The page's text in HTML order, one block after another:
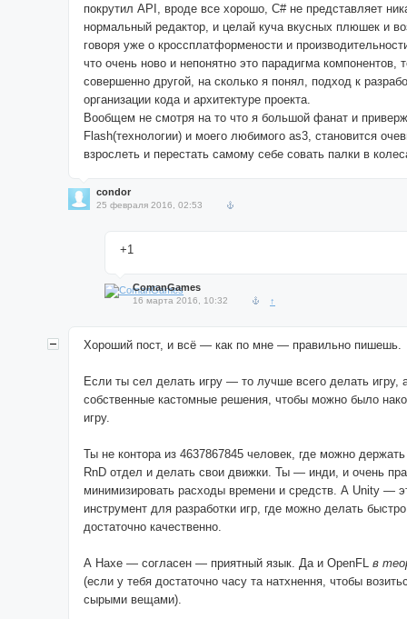
покрутил API, вроде все хорошо, C# не представляет
нормальный редактор, и целай куча вкусных плюшек и
говоря уже о кроссплатформености и
что очень ново и непонятно это парадигма компонентов,
совершенно другой, на сколько я понял, подход к
организации кода и архитектуре проекта.
Вообщем не смотря на то что я большой фанат и
Flash(технологии) и моего любимого as3, становится
взрослеть и перестать самому себе совать палки в
condor
25 февраля 2016, 02:53
+1
ComanGames
16 марта 2016, 10:32 ↑
Хороший пост, и всё — как по мне — правильно пишешь.
Если ты сел делать игру — то лучше всего делать игру,
собственные кастомные решения, чтобы можно было
игру.
Ты не контора из 4637867845 человек, где можно
RnD отдел и делать свои движки. Ты — инди, и очень
минимизировать расходы времени и средств. А Unity —
инструмент для разработки игр, где можно делать
достаточно качественно.
А Haxe — согласен — приятный язык. Да и OpenFL в
(если у тебя достаточно часу та натхнення, чтобы
сырыми вещами).